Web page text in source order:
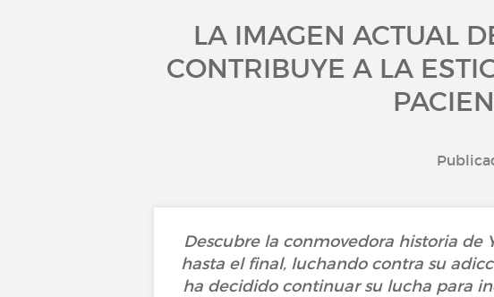
LA IMAGEN ACTUAL
CONTRIBUYE A LA
Descubre la conmovedora historia de
hasta el final, luchando contra su
ha decidido continuar su lucha para